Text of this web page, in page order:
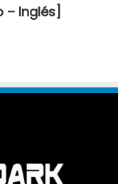
– Inglés]